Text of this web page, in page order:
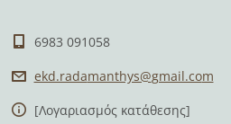
6983 091058
ekd.radamanthys@gmail.com
[Λογαριασμός κατάθεσης]